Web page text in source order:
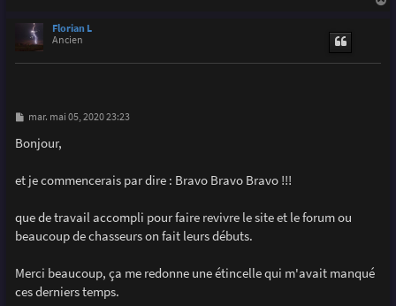
Florian L
Ancien
M
s
s
g
e
mar. mai 05, 2020 23:23
Bonjour,
et je commencerais par dire : Bravo Bravo Bravo !!!
que de travail accompli pour faire revivre le site et le forum ou
beaucoup de chasseurs on fait leurs débuts.
Merci beaucoup, ça me redonne une étincelle qui m'avait manqué
ces derniers temps.